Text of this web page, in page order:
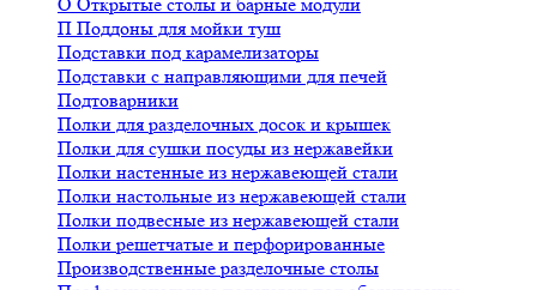
П Поддоны для мойки туш
Подставки под карамелизаторы
Подставки с направляющими для печей
Подтоварники
Полки для разделочных досок и крышек
Полки для сушки посуды из нержавейки
Полки настенные из нержавеющей стали
Полки настольные из нержавеющей стали
Полки подвесные из нержавеющей стали
Полки решетчатые и перфорированные
Производственные разделочные столы